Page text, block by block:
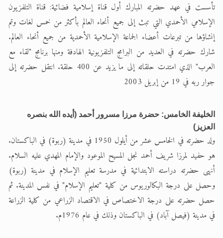
تأسست في عهد حضرته المبارك أول قناة إسلامية فضائية: قناة التلفزيون
الإسلامي الأحمدي التي تبث إلى جميع أنحاء العالم بأكثر من خمس لغات وتم
إنشاؤها من تبرعات أعضاء الجماعة الإسلامية الأحمدية من جميع أنحاء العالم.
شارك حضرته في العديد من البرامج التلفزيونية الهادفة ومنها برنامج "لقاء مع
العرب" الذي امتدت حلقاته إلى ما يزيد عن 400 حلقة. انتقل حضرته إلى
جوار ربه في 19 من إبريل 2003
الخليفة الخامس: حضرة مرزا مسرور أحمد (أيده الله بنصره
العزيز)
ولد حضرته في الخامس عشر من أيلول 1950 في مدينة (ربوة) في الباكستان.
هو حفيد لمرزا شريف أحمد نجل المسيح الموعود والإمام المهدي عليه السلام.
أنهى حضرته دراسته الابتدائية في مدرسة تعليم الإسلام في مدينة (ربوة)
وحصل على درجة البكالوريوس من كلية "تعليم الإسلام" في نفس المدينة. ثم
حصل حضرته على درجة الاختصاص في الاقتصاد الزراعي من كلية الزراعة
في مدينة (فيصل آباد) في الباكستان وذلك في عام 1976م.